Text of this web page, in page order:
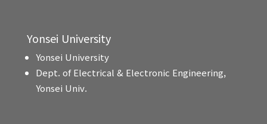
Yonsei University
Yonsei University
Dept. of Electrical & Electronic Engineering,
Yonsei Univ.